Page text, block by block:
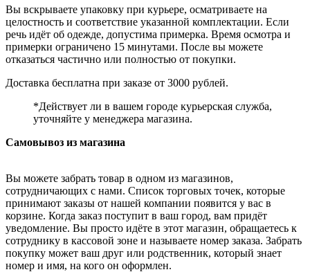
Вы вскрываете упаковку при курьере, осматриваете на
целостность и соответствие указанной комплектации. Если
речь идёт об одежде, допустима примерка. Время осмотра и
примерки ограничено 15 минутами. После вы можете
отказаться частично или полностью от покупки.
Доставка бесплатна при заказе от 3000 рублей.
*Действует ли в вашем городе курьерская служба,
уточняйте у менеджера магазина.
Самовывоз из магазина
Вы можете забрать товар в одном из магазинов,
сотрудничающих с нами. Список торговых точек, которые
принимают заказы от нашей компании появится у вас в
корзине. Когда заказ поступит в ваш город, вам придёт
уведомление. Вы просто идёте в этот магазин, обращаетесь к
сотруднику в кассовой зоне и называете номер заказа. Забрать
покупку может ваш друг или родственник, который знает
номер и имя, на кого он оформлен.